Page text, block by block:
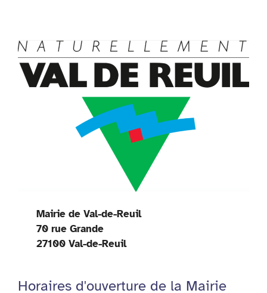
Mairie de Val-de-Reuil
70 rue Grande
27100 Val-de-Reuil
Horaires d'ouverture de la Mairie